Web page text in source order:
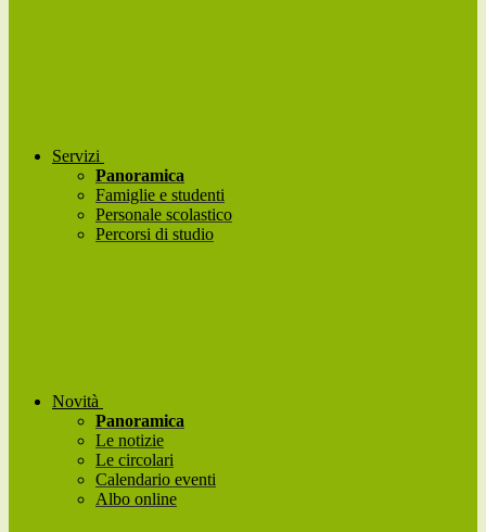
Servizi
Panoramica
Famiglie e studenti
Personale scolastico
Percorsi di studio
Novità
Panoramica
Le notizie
Le circolari
Calendario eventi
Albo online